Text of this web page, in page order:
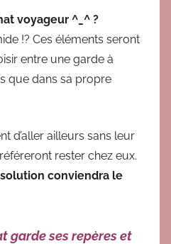
voyageur ^_^ ?
!? Ces éléments seront
entre une garde à
que dans sa propre
d’aller ailleurs sans leur
rester chez eux.
conviendra le
garde ses repères et